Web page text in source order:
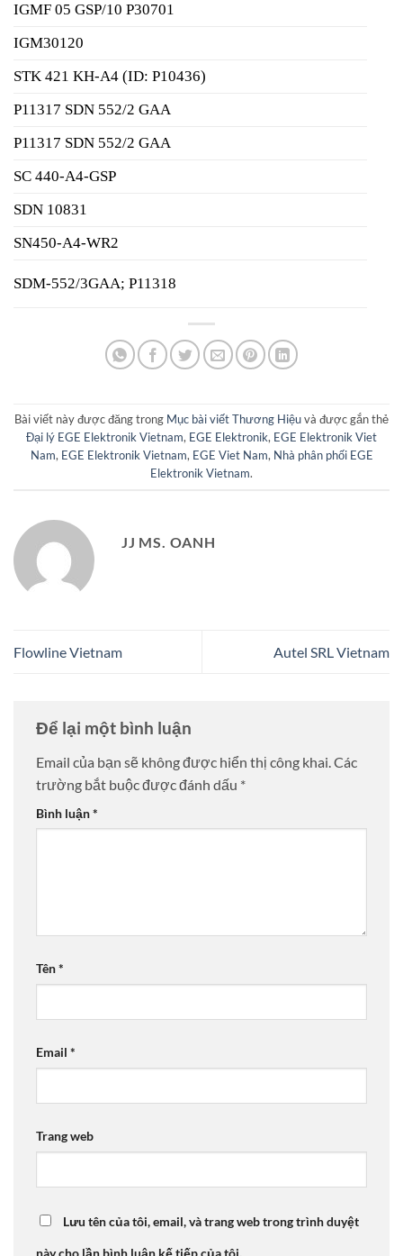
IGMF 05 GSP/10 P30701
IGM30120
STK 421 KH-A4 (ID: P10436)
P11317 SDN 552/2 GAA
P11317 SDN 552/2 GAA
SC 440-A4-GSP
SDN 10831
SN450-A4-WR2
SDM-552/3GAA; P11318
Bài viết này được đăng trong Mục bài viết Thương Hiệuvà được gắn thẻ
Đại lý EGE Elektronik Vietnam, EGE Elektronik, EGE Elektronik Viet
Nam, EGE Elektronik Vietnam, EGE Viet Nam, Nhà phân phối EGE
Elektronik Vietnam.
JJ MS. OANH
Flowline Vietnam Autel SRL Vietnam
Để lại một bình luận
Email của bạn sẽ không được hiển thị công khai. Các
trường bắt buộc được đánh dấu *
Bình luận*
Tên*
Email *
Trang web
Lưu tên của tôi, email, và trang web trong trình duyệt
này cho lần bình luận kế tiếp của tôi.